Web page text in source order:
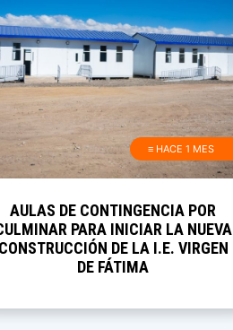
≡ HACE 1 MES
AULAS DE CONTINGENCIA POR
PARA INICIAR LA NUEVA
CONSTRUCCIÓN DE LA I.E. VIRGEN
DE FÁTIMA